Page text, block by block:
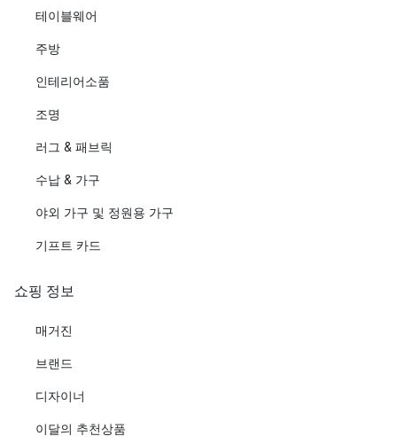
테이블웨어
주방
인테리어소품
조명
러그 & 패브릭
수납 & 가구
야외 가구 및 정원용 가구
기프트 카드
쇼핑 정보
매거진
브랜드
디자이너
이달의 추천상품